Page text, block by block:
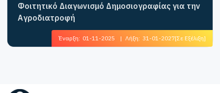
Φοιτητικό Διαγωνισμό Δημοσιογραφίας για την
Αγροδιατροφή
Έναρξη: 01-11-2025 | Λήξη: 31-01-2027[Σε Εξέλιξη]